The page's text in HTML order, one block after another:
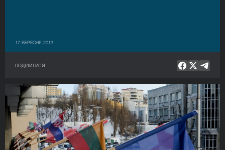
17 ВЕРЕСНЯ 2013
ПОДІЛИТИСЯ